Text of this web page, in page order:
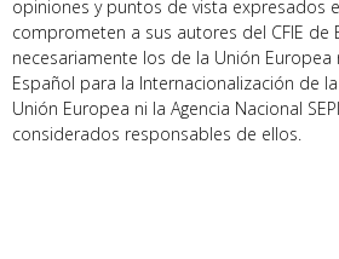
opiniones y puntos de vista expresados
comprometen a sus autores del CFIE de
necesariamente los de la Unión Europea
Español para la Internacionalización de la
Unión Europea ni la Agencia Nacional
considerados responsables de ellos.